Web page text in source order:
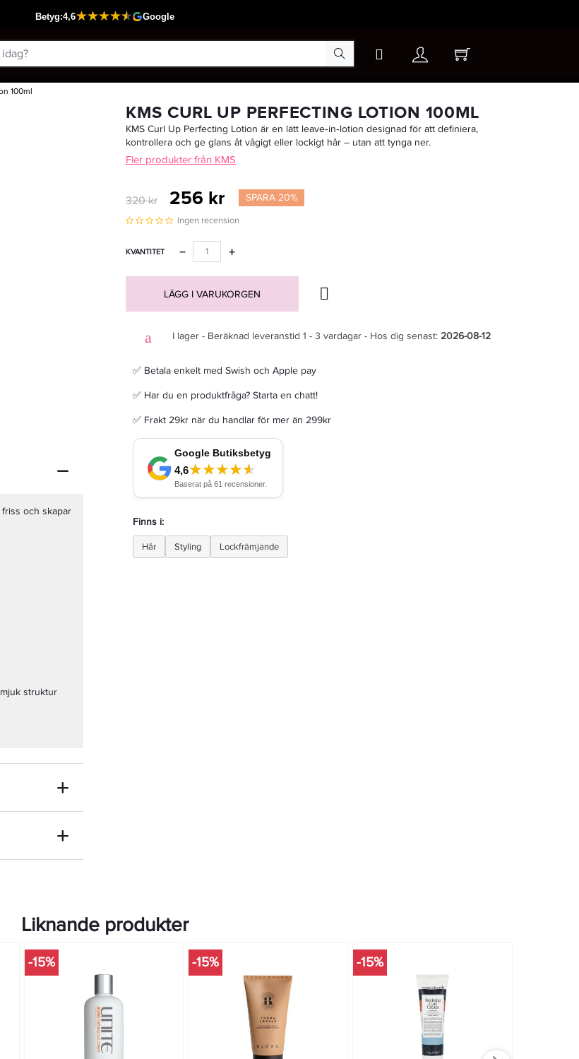
100ml
Passar din varukorg
KMS Moist Repair Shampoo 75ml - Schampo
71,20 kr
och skapar
struktur
KMS CURL UP PERFECTING LOTION 100ML
KMS Curl Up Perfecting Lotion är en lätt leave‑in‑lotion designad för att definiera,
kontrollera och ge glans åt vågigt eller lockigt hår – utan att tynga ner.
Fler produkter från KMS
320 kr 256 kr SPARA 20%
Ingen recension
KVANTITET +
−
LÄGG I VARUKORGEN
I lager - Beräknad leveranstid 1 - 3 vardagar - Hos dig senast: 2026-08-12
✅ Betala enkelt med Swish och Apple pay
✅ Har du en produktfråga? Starta en chatt!
✅ Frakt 29kr när du handlar för mer än 299kr
Finns i:
Hår Styling Lockfrämjande
Liknande produkter
-15% -15% -15%